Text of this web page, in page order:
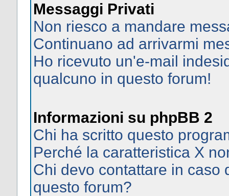
Messaggi Privati
Non riesco a mandare
Continuano ad arrivarmi
Ho ricevuto un'e-mail
qualcuno in questo forum!
Informazioni su phpBB 2
Chi ha scritto questo
Perché la caratteristica X
Chi devo contattare in caso
questo forum?